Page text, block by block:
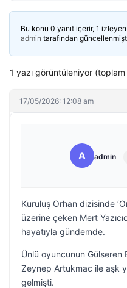
Bu konu 0 yanıt içerir, 1
admin tarafından
1 yazı görüntüleniyor (toplam
17/05/2026: 12:08 am
A admin
Kuruluş Orhan dizisinde
üzerine çeken Mert
hayatıyla gündemde.
Ünlü oyuncunun Gülseren
Zeynep Artukmac ile aşk
gelmişti.